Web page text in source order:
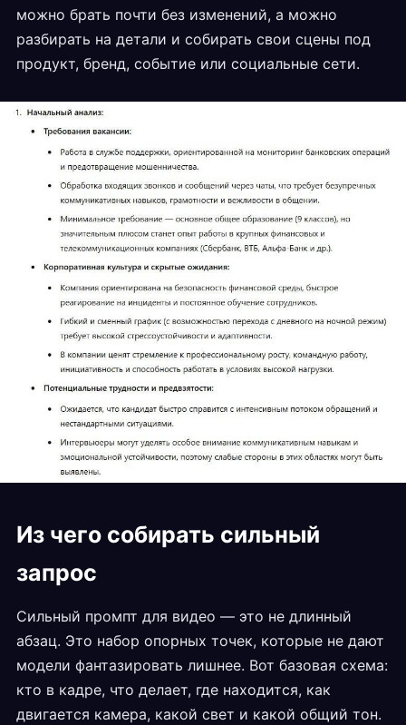
можно брать почти без изменений, а можно
разбирать на детали и собирать свои сцены под
продукт, бренд, событие или социальные сети.
Из чего собирать сильный
запрос
Сильный промпт для видео — это не длинный
абзац. Это набор опорных точек, которые не дают
модели фантазировать лишнее. Вот базовая схема:
кто в кадре, что делает, где находится, как
двигается камера, какой свет и какой общий тон.